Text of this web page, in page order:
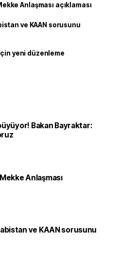
Anlaşması açıklaması
ve KAAN sorusunu
yeni düzenleme
Bakan Bayraktar:
Anlaşması
ve KAAN sorusunu